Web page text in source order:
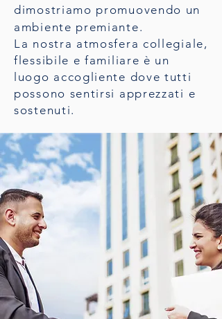
dimostriamo promuovendo un
ambiente premiante.
La nostra atmosfera collegiale,
flessibile e familiare è un
luogo accogliente dove tutti
possono sentirsi apprezzati e
sostenuti.